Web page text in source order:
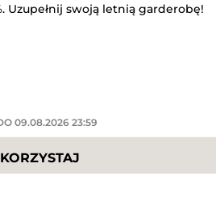
Uzupełnij swoją letnią garderobę!
09.08.2026 23:59